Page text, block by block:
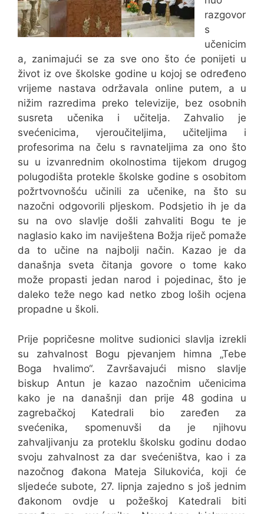
razgovor
s
učenicim
a, zanimajući se za sve ono što će ponijeti u
život iz ove školske godine u kojoj se određeno
vrijeme nastava održavala online putem, a u
nižim razredima preko televizije, bez osobnih
susreta učenika i učitelja. Zahvalio je
svećenicima, vjeroučiteljima, učiteljima i
profesorima na čelu s ravnateljima za ono što
su u izvanrednim okolnostima tijekom drugog
polugodišta protekle školske godine s osobitom
požrtvovnošću učinili za učenike, na što su
nazočni odgovorili pljeskom. Podsjetio ih je da
su na ovo slavlje došli zahvaliti Bogu te je
naglasio kako im naviještena Božja riječ pomaže
da to učine na najbolji način. Kazao je da
današnja sveta čitanja govore o tome kako
može propasti jedan narod i pojedinac, što je
daleko teže nego kad netko zbog loših ocjena
propadne u školi.
Prije popričesne molitve sudionici slavlja izrekli
su zahvalnost Bogu pjevanjem himna „Tebe
Boga hvalimo“. Završavajući misno slavlje
biskup Antun je kazao nazočnim učenicima
kako je na današnji dan prije 48 godina u
zagrebačkoj Katedrali bio zaređen za
svećenika, spomenuvši da je njihovu
zahvaljivanju za proteklu školsku godinu dodao
svoju zahvalnost za dar svećeništva, kao i za
nazočnog đakona Mateja Silukovića, koji će
sljedeće subote, 27. lipnja zajedno s još jednim
đakonom ovdje u požeškoj Katedrali biti